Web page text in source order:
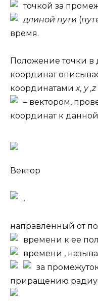
точкой за
длиной пути (
время.
Положение точки в
координат
координатами x, y ,z
– вектором,
координат к данной
Вектор
,
направленный от
времени к ее
времени ,
за
приращению